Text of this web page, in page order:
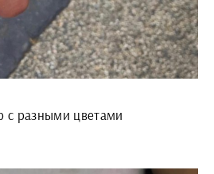
с разными цветами